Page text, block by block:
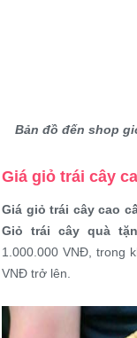
Bản đồ đến shop
Giá giỏ trái cây
Giá giỏ trái cây cao
Giỏ trái cây quà
1.000.000 VNĐ, trong
VNĐ trở lên.